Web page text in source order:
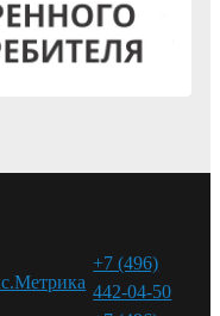
+7 (496)
442-04-50